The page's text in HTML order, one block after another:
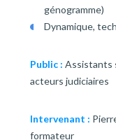
génogramme)
Dynamique,
Public : Assistants
acteurs judiciaires
Intervenant :
formateur